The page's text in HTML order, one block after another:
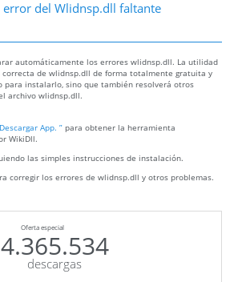
del Wlidnsp.dll faltante
automáticamente los errores wlidnsp.dll. La utilidad
correcta de wlidnsp.dll de forma totalmente gratuita y
para instalarlo, sino que también resolverá otros
archivo wlidnsp.dll.
App. ” para obtener la herramienta
WikiDll.
las simples instrucciones de instalación.
corregir los errores de wlidnsp.dll y otros problemas.
Oferta especial
4.365.534
descargas